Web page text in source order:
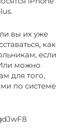
вы их уже
как
если
можно
для того,
по системе